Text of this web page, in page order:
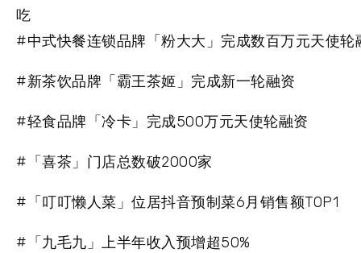
吃
#中式快餐连锁品牌「粉大大」完成数百万元天使轮
#新茶饮品牌「霸王茶姬」完成新一轮融资
#轻食品牌「冷卡」完成500万元天使轮融资
#「喜茶」门店总数破2000家
#「叮叮懒人菜」位居抖音预制菜6月销售额TOP1
#「九毛九」上半年收入预增超50%